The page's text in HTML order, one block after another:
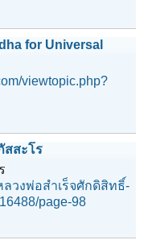
for Universal
viewtopic.php?
สสะโร
ลวงพ่อสำเร็จศักดิสิทธิ์-
page-98